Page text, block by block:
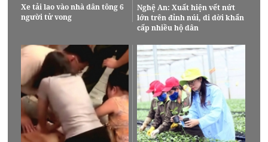
Xe tải lao vào nhà dân tông 6
người tử vong
Nghệ An: Xuất hiện vết nứt
lớn trên đỉnh núi, di dời khẩn
cấp nhiều hộ dân